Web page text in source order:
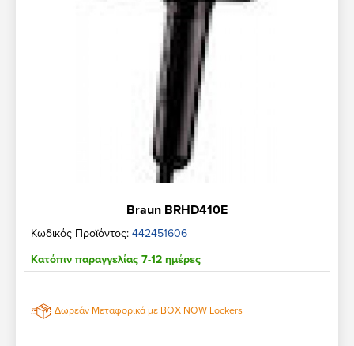
Braun BRHD410E
Κωδικός Προϊόντος: 442451606
Κατόπιν παραγγελίας 7-12 ημέρες
Δωρεάν Μεταφορικά με BOX NOW Lockers